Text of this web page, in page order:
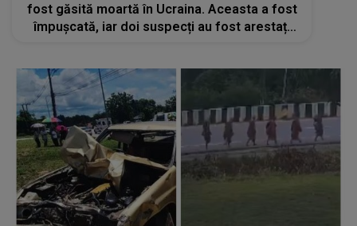
fost găsită moartă în Ucraina. Aceasta a fost
împușcată, iar doi suspecți au fost arestați